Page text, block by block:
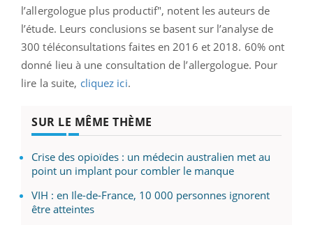
l’allergologue plus productif", notent les auteurs de
l’étude. Leurs conclusions se basent sur l’analyse de
300 téléconsultations faites en 2016 et 2018. 60% ont
donné lieu à une consultation de l’allergologue. Pour
lire la suite, cliquez ici.
SUR LE MÊME THÈME
Crise des opioïdes : un médecin australien met au
point un implant pour combler le manque
VIH : en Ile-de-France, 10 000 personnes ignorent
être atteintes